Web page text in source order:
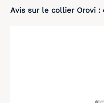
Avis sur le collier Orovi :